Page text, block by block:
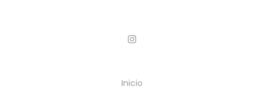
Inicio